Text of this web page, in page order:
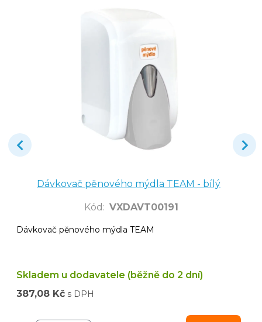
Dávkovač pěnového mýdla TEAM - bílý
Kód : VXDAVT00191
Dávkovač pěnového mýdla TEAM
Skladem u dodavatele (běžně do 2 dní)
387,08 Kč s DPH